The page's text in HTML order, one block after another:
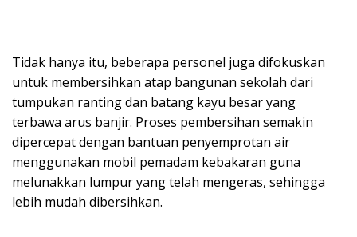
Tidak hanya itu, beberapa personel juga difokuskan
untuk membersihkan atap bangunan sekolah dari
tumpukan ranting dan batang kayu besar yang
terbawa arus banjir. Proses pembersihan semakin
dipercepat dengan bantuan penyemprotan air
menggunakan mobil pemadam kebakaran guna
melunakkan lumpur yang telah mengeras, sehingga
lebih mudah dibersihkan.